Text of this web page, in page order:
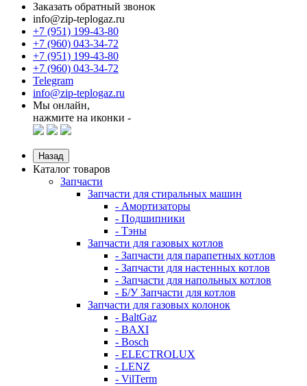
Заказать обратный звонок
info@zip-teplogaz.ru
+7 (951) 199-43-80
+7 (960) 043-34-72
+7 (951) 199-43-80
+7 (960) 043-34-72
Telegram
info@zip-teplogaz.ru
Мы онлайн,
нажмите на иконки -
Назад
Каталог товаров
Запчасти
Запчасти для стиральных машин
- Амортизаторы
- Подшипники
- Тэны
Запчасти для газовых котлов
- Запчасти для парапетных котлов
- Запчасти для настенных котлов
- Запчасти для напольных котлов
- Б/У Запчасти для котлов
Запчасти для газовых колонок
- BaltGaz
- BAXI
- Bosch
- ELECTROLUX
- LENZ
- VilTerm